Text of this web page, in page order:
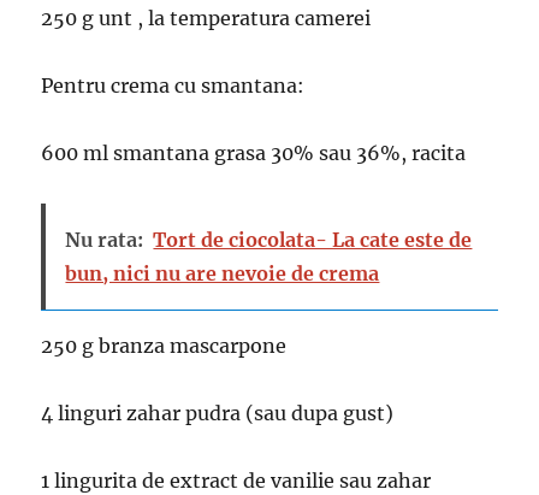
250 g unt , la temperatura camerei
Pentru crema cu smantana:
600 ml smantana grasa 30% sau 36%, racita
Nu rata: Tort de ciocolata- La cate este de
bun, nici nu are nevoie de crema
250 g branza mascarpone
4 linguri zahar pudra (sau dupa gust)
1 lingurita de extract de vanilie sau zahar